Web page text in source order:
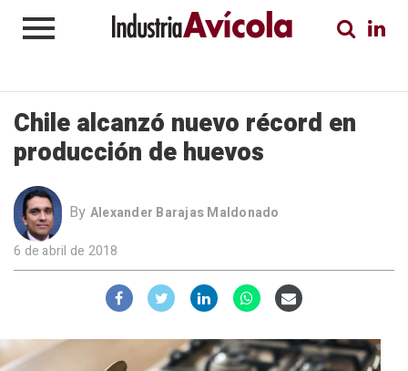
Chile alcanzó nuevo récord en
producción de huevos
By Alexander Barajas Maldonado
6 de abril de 2018